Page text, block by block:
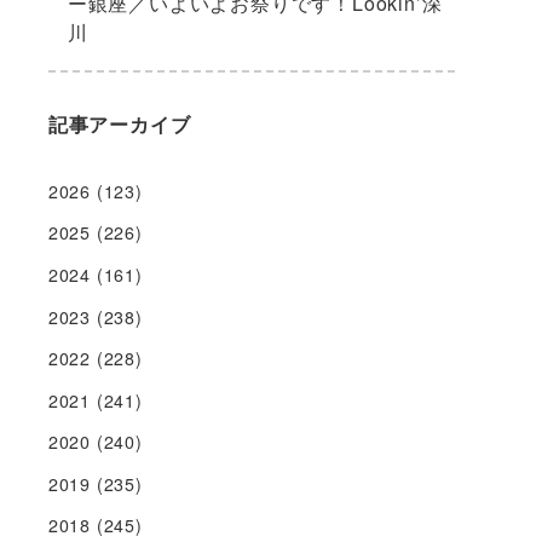
川
記事アーカイブ
2026 (123)
2025 (226)
2024 (161)
2023 (238)
2022 (228)
2021 (241)
2020 (240)
2019 (235)
2018 (245)